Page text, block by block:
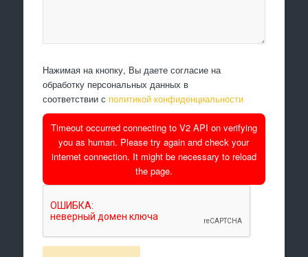
Нажимая на кнопку, Вы даете согласие на
обработку персональных данных в
соответствии с политикой конфиденциальности
Timeout occurred connecting to V2 API on verifying
you as human. Please try again and check your
internet connection. It might be necessary to reload
the page.